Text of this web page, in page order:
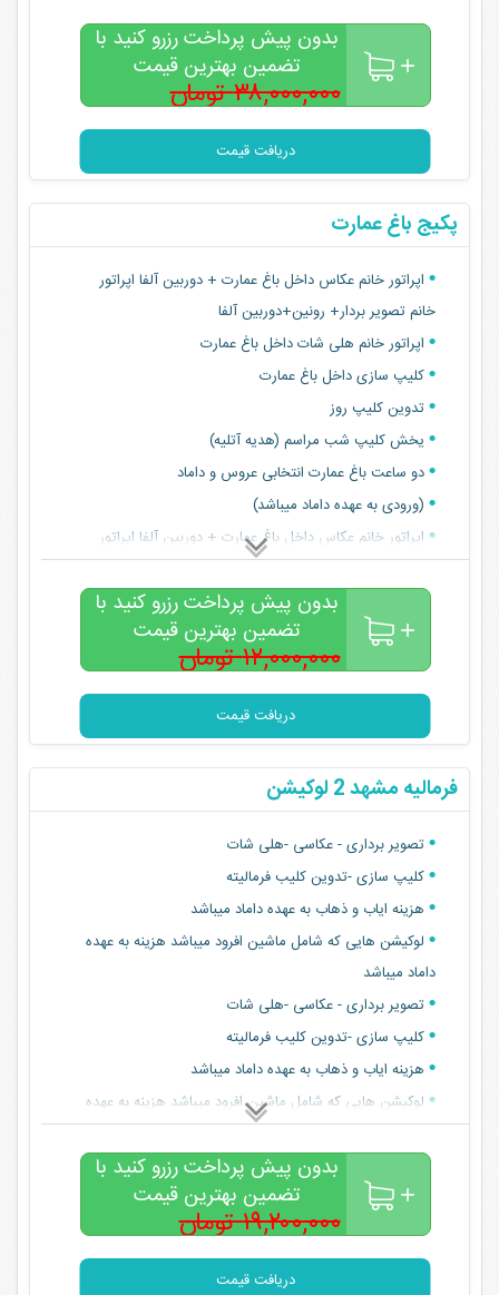
دو عکس هدیه والدین تالار آریان
تصویر بردار آقا + رونین+دوربین سونی آلفا
تصویر بردار خانم+ رونین+دوربین سونی آلفا
تصویر بردار کرین خانم + دوربین سونی آلفا
تصویر بردار کرین آقا + دوربین سونی آلفا
هلی شات آقا داخل مراسم
اپراتور خانم عکاس داخل مراسم+دوربین آلفا
اپراتور خانم عکاس باغ یا آتلیه +دوربین آلفا
کلیپ سازی داخل مراسم
آتلیه عکاسی یا باغ یک ساعت هدیه آتلیه
تدوین و مونتاژ کل مراسم
بدون پیش پرداخت رزرو کنید با
تضمین بهترین قیمت
۳۸,۰۰۰,۰۰۰ تومان
۳۲,۵۰۰,۰۰۰تومان
دریافت قیمت
پکیج باغ عمارت
اپراتور خانم عکاس داخل باغ عمارت + دوربین آلفا اپراتور
خانم تصویر بردار+ رونین+دوربین آلفا
اپراتور خانم هلی شات داخل باغ عمارت
کلیپ سازی داخل باغ عمارت
تدوین کلیپ روز
یخش کلیپ شب مراسم (هدیه آتلیه)
دو ساعت باغ عمارت انتخابی عروس و داماد
(ورودی به عهده داماد میباشد)
اپراتور خانم عکاس داخل باغ عمارت + دوربین آلفا اپراتور
اپراتور خانم هلی شات داخل باغ عمارت
کلیپ سازی داخل باغ عمارت
تدوین کلیپ روز
یخش کلیپ شب مراسم (هدیه آتلیه)
دو ساعت باغ عمارت انتخابی عروس و داماد
(ورودی به عهده داماد میباشد)
بدون پیش پرداخت رزرو کنید با
تضمین بهترین قیمت
۱۲,۰۰۰,۰۰۰ تومان
۱۰,۵۰۰,۰۰۰تومان
دریافت قیمت
فرمالیه مشهد 2 لوکیشن
تصویر برداری - عکاسی -هلی شات
کلیپ سازی -تدوین کلیب فرمالیته
هزینه ایاب و ذهاب به عهده داماد میباشد
لوکیشن هایی که شامل ماشین افرود میباشد هزینه به عهده
داماد میباشد
تصویر برداری - عکاسی -هلی شات
کلیپ سازی -تدوین کلیب فرمالیته
هزینه ایاب و ذهاب به عهده داماد میباشد
لوکیشن هایی که شامل ماشین افرود میباشد هزینه به عهده
بدون پیش پرداخت رزرو کنید با
تضمین بهترین قیمت
۱۹,۲۰۰,۰۰۰ تومان
۱۶,۵۰۰,۰۰۰تومان
دریافت قیمت